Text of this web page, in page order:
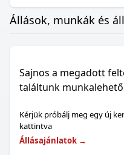
Állások, munkák és
Sajnos a megadott
találtunk
Kérjük próbálj meg egy új
kattintva
Állásajánlatok →